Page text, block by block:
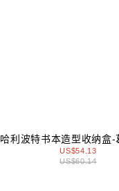
哈利波特书本造型收纳盒-
US$54.13
US$60.14